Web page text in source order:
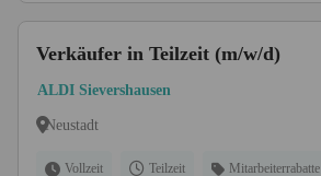
Verkäufer in Teilzeit (m/w/d)
ALDI Sievershausen
Neustadt
Vollzeit Teilzeit Mitarbeiterrabatte